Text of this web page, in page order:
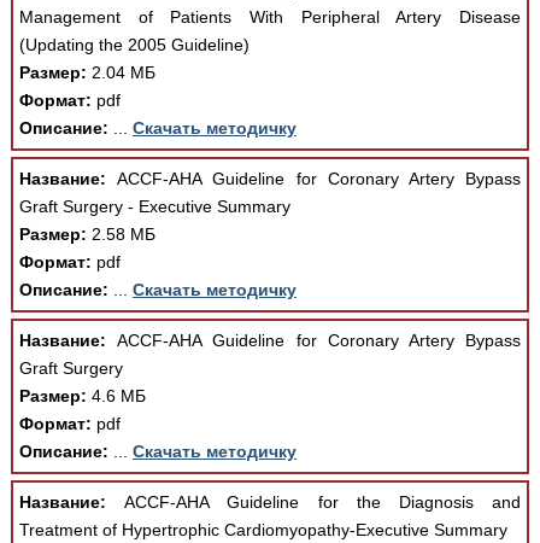
Management of Patients With Peripheral Artery Disease
(Updating the 2005 Guideline)
Размер: 2.04 МБ
Формат: pdf
Описание:
Скачать методичку
Название: ACCF-AHA Guideline for Coronary Artery Bypass
Graft Surgery - Executive Summary
Размер: 2.58 МБ
Формат: pdf
Описание:
Скачать методичку
Название: ACCF-AHA Guideline for Coronary Artery Bypass
Graft Surgery
Размер: 4.6 МБ
Формат: pdf
Описание:
Скачать методичку
Название: ACCF-AHA Guideline for the Diagnosis and
Treatment of Hypertrophic Cardiomyopathy-Executive Summary